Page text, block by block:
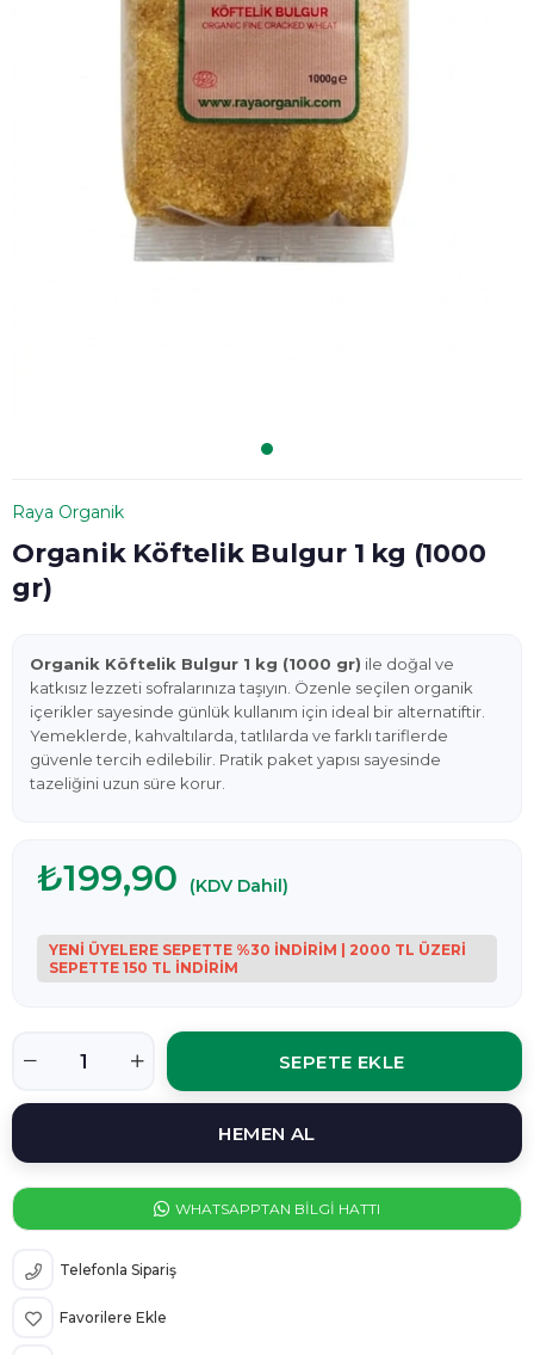
Raya Organik
Organik Köftelik Bulgur 1 kg (1000
gr)
Organik Köftelik Bulgur 1 kg (1000 gr) ile doğal ve
katkısız lezzeti sofralarınıza taşıyın. Özenle seçilen organik
içerikler sayesinde günlük kullanım için ideal bir alternatiftir.
Yemeklerde, kahvaltılarda, tatlılarda ve farklı tariflerde
güvenle tercih edilebilir. Pratik paket yapısı sayesinde
tazeliğini uzun süre korur.
₺199,90 (KDV Dahil)
WHATSAPPTAN BİLGİ HATTI
Telefonla Sipariş
Favorilere Ekle